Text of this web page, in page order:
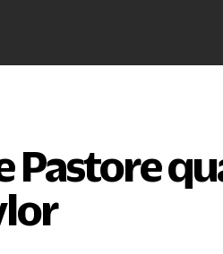
Pastore